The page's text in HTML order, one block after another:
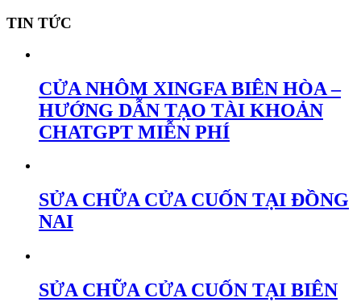
TIN TỨC
CỬA NHÔM XINGFA BIÊN HÒA –
HƯỚNG DẪN TẠO TÀI KHOẢN
CHATGPT MIỄN PHÍ
SỬA CHỮA CỬA CUỐN TẠI ĐỒNG
NAI
SỬA CHỮA CỬA CUỐN TẠI BIÊN